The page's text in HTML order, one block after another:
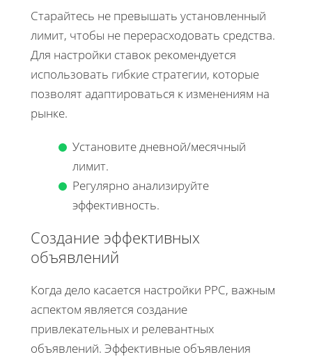
Старайтесь не превышать установленный
лимит, чтобы не перерасходовать средства.
Для настройки ставок рекомендуется
использовать гибкие стратегии, которые
позволят адаптироваться к изменениям на
рынке.
Установите дневной/месячный
лимит.
Регулярно анализируйте
эффективность.
Создание эффективных
объявлений
Когда дело касается настройки PPC, важным
аспектом является создание
привлекательных и релевантных
объявлений. Эффективные объявления